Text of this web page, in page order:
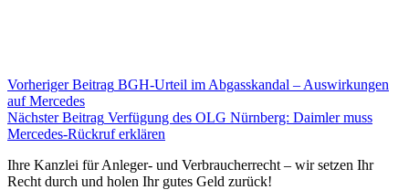
Vorheriger Beitrag BGH-Urteil im Abgasskandal – Auswirkungen
auf Mercedes
Nächster Beitrag Verfügung des OLG Nürnberg: Daimler muss
Mercedes-Rückruf erklären
Ihre Kanzlei für Anleger- und Verbraucherrecht – wir setzen Ihr
Recht durch und holen Ihr gutes Geld zurück!